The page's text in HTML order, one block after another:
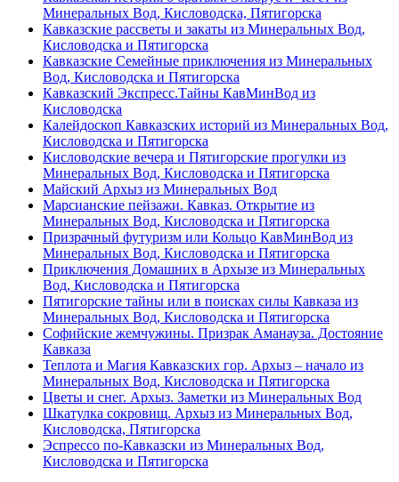
Минеральных Вод, Кисловодска, Пятигорска
Кавказские рассветы и закаты из Минеральных Вод,
Кисловодска и Пятигорска
Кавказские Семейные приключения из Минеральных
Вод, Кисловодска и Пятигорска
Кавказский Экспресс.Тайны КавМинВод из
Кисловодска
Калейдоскоп Кавказских историй из Минеральных Вод,
Кисловодска и Пятигорска
Кисловодские вечера и Пятигорские прогулки из
Минеральных Вод, Кисловодска и Пятигорска
Майский Архыз из Минеральных Вод
Марсианские пейзажи. Кавказ. Открытие из
Минеральных Вод, Кисловодска и Пятигорска
Призрачный футуризм или Кольцо КавМинВод из
Минеральных Вод, Кисловодска и Пятигорска
Приключения Домашних в Архызе из Минеральных
Вод, Кисловодска и Пятигорска
Пятигорские тайны или в поисках силы Кавказа из
Минеральных Вод, Кисловодска и Пятигорска
Софийские жемчужины. Призрак Аманауза. Достояние
Кавказа
Теплота и Магия Кавказских гор. Архыз – начало из
Минеральных Вод, Кисловодска и Пятигорска
Цветы и снег. Архыз. Заметки из Минеральных Вод
Шкатулка сокровищ. Архыз из Минеральных Вод,
Кисловодска, Пятигорска
Эспрессо по-Кавказски из Минеральных Вод,
Кисловодска и Пятигорска